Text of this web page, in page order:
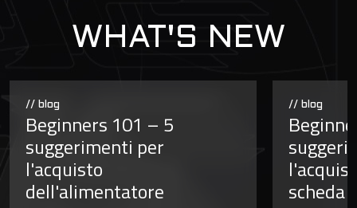
WHAT'S NEW
// blog
Beginners 101 – 5
suggerimenti per
l'acquisto
dell'alimentatore
// blog
scheda